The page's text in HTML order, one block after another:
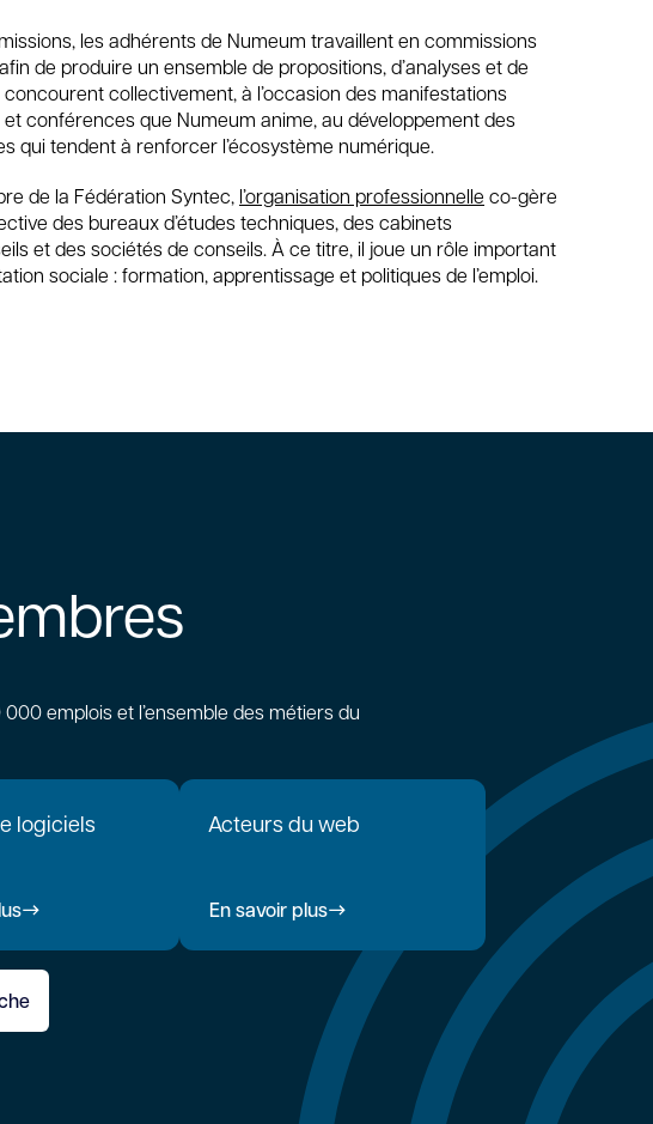
les adhérents de Numeum travaillent en commissions
de produire un ensemble de propositions, d’analyses et de
concourent collectivement, à l’occasion des manifestations
conférences que Numeum anime, au développement des
qui tendent à renforcer l’écosystème numérique.
de la Fédération Syntec, l’organisation professionnelle co-gère
des bureaux d’études techniques, des cabinets
et des sociétés de conseils. À ce titre, il joue un rôle important
sociale : formation, apprentissage et politiques de l’emploi.
emplois et l’ensemble des métiers du
logiciels Acteurs du web
En savoir plus